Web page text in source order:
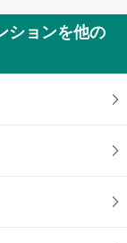
ションを他の